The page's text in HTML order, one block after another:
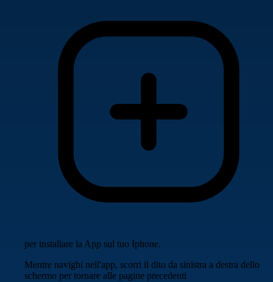
per installare la App sul tuo Iphone.
Mentre navighi nell'app, scorri il dito da sinistra a destra dello
schermo per tornare alle pagine precedenti